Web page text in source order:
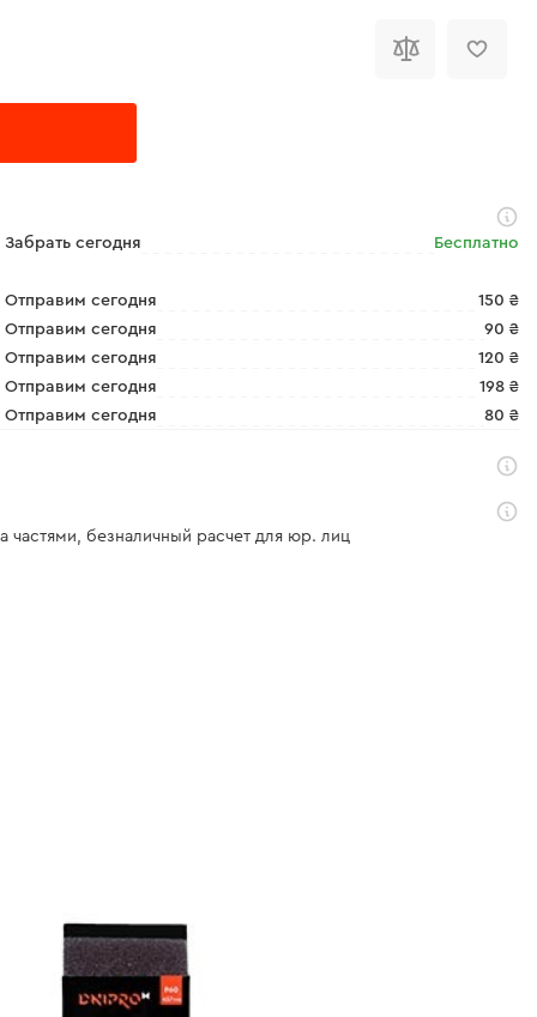
Забрать сегодня Бесплатно
Отправим сегодня
150 ₴
Отправим сегодня
90 ₴
Отправим сегодня
120 ₴
Отправим сегодня
198 ₴
Отправим сегодня
80 ₴
частями, безналичный расчет для юр. лиц